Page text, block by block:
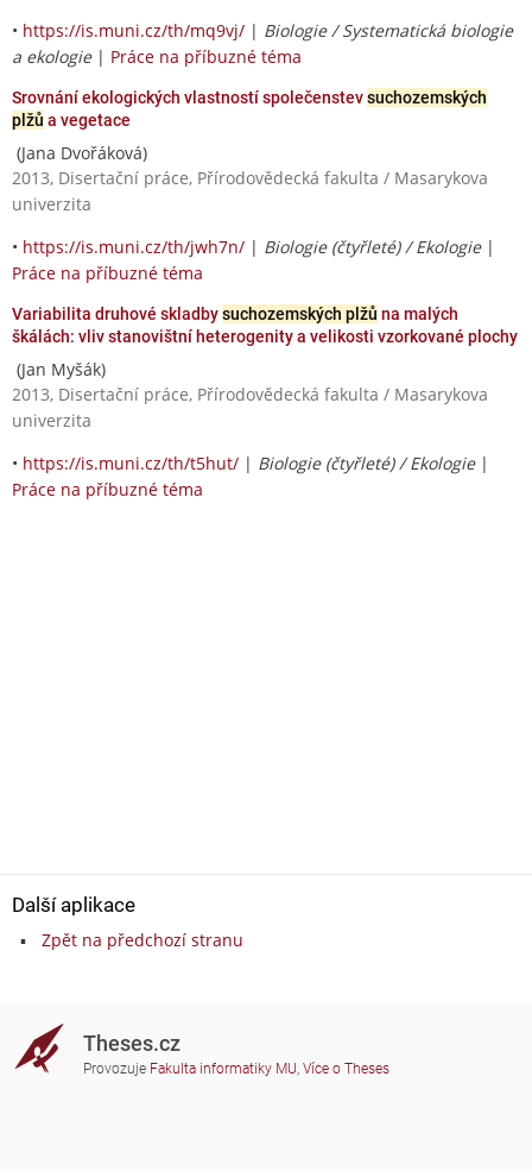
• https://is.muni.cz/th/mq9vj/ | Biologie / Systematická biologie
a ekologie| Práce na příbuzné téma
Srovnání ekologických vlastností společenstevsuchozemských
plžů a vegetace
(Jana Dvořáková)
2013, Disertační práce, Přírodovědecká fakulta / Masarykova
univerzita
• https://is.muni.cz/th/jwh7n/ | Biologie (čtyřleté) / Ekologie|
Práce na příbuzné téma
Variabilita druhové skladbysuchozemských plžů na malých
škálách: vliv stanovištní heterogenity a velikosti vzorkované plochy
(Jan Myšák)
2013, Disertační práce, Přírodovědecká fakulta / Masarykova
univerzita
• https://is.muni.cz/th/t5hut/ | Biologie (čtyřleté) / Ekologie|
Práce na příbuzné téma
Další aplikace
Zpět na předchozí stranu
Theses.cz
Provozuje Fakulta informatiky MU, Více o Theses